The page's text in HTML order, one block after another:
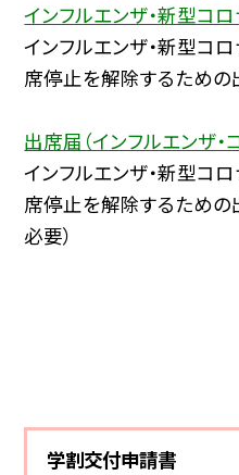
インフルエンザ・新型コ
インフルエンザ・新型コ
席停止を解除するための
出席届（インフルエンザ・
インフルエンザ・新型コ
席停止を解除するための
必要）
学割交付申請書